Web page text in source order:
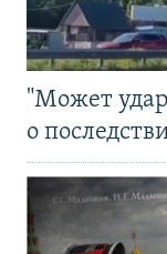
"Может
о